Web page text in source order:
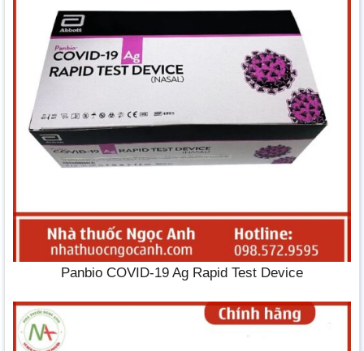
Panbio COVID-19 Ag Rapid Test Device